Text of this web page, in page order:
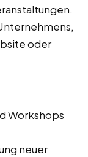
oder
Workshops
neuer